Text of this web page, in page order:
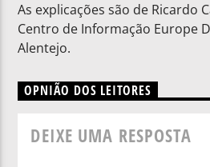
As explicações são de Ricardo
Centro de Informação Europe
Alentejo.
OPNIÃO DOS LEITORES
DEIXE UMA RESPOSTA